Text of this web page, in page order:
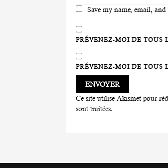
Save my name, email,
PRÉVENEZ-MOI DE TOUS
PRÉVENEZ-MOI DE TOUS
Ce site utilise Akismet pour
sont traitées.